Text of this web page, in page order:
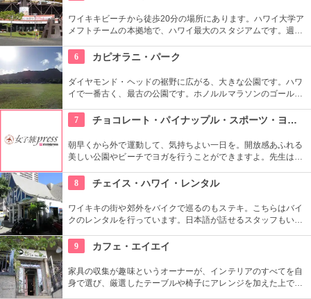
ワイキキビーチから徒歩20分の場所にあります。ハワイ大学ア
メフトチームの本拠地で、ハワイ最大のスタジアムです。週3
います。400以上もの地元のお店が出店し、大盛り上がり。お
宝を見つけてみませんか。
6 カピオラニ・パーク
ダイヤモンド・ヘッドの裾野に広がる、大きな公園です。ハワ
イで一番古く、最古の公園です。ホノルルマラソンのゴール地
て、クイーン・カピオラニの名前が冠せられました。
7 チョコレート・パイナップル・スポーツ・ヨガ・スタジオ
朝早くから外で運動して、気持ちよい一日を。開放感あふれる
美しい公園やビーチでヨガを行うことができますよ。先生は日
芝生エリアで無料のヨガレッスンも行っているので、初心者は
コチラもぜひ。
8 チェイス・ハワイ・レンタル
ワイキキの街や郊外をバイクで巡るのもステキ。こちらはバイ
クのレンタルを行っています。日本語が話せるスタッフもいる
のレンタルでも有名ですよ。
9 カフェ・エイエイ
家具の収集が趣味というオーナーが、インテリアのすべてを自
身で選び、厳選したテーブルや椅子にアレンジを加えた上で店